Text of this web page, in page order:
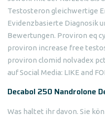
Testosteron gleichwertige
Evidenzbasierte Diagnosik
Bewertungen. Proviron eq
proviron increase free
proviron clomid nolvadex
auf Social Media: LIKE and
Decabol 250 Nandrolone
Was haltet ihr davon. Sie